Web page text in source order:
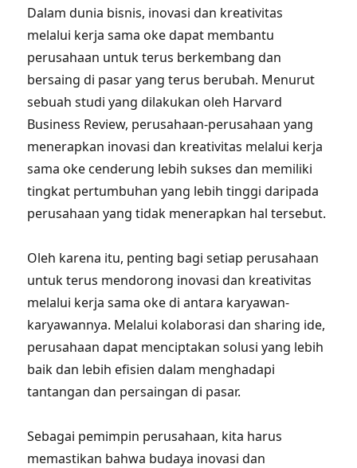
Dalam dunia bisnis, inovasi dan kreativitas
melalui kerja sama oke dapat membantu
perusahaan untuk terus berkembang dan
bersaing di pasar yang terus berubah. Menurut
sebuah studi yang dilakukan oleh Harvard
Business Review, perusahaan-perusahaan yang
menerapkan inovasi dan kreativitas melalui kerja
sama oke cenderung lebih sukses dan memiliki
tingkat pertumbuhan yang lebih tinggi daripada
perusahaan yang tidak menerapkan hal tersebut.
Oleh karena itu, penting bagi setiap perusahaan
untuk terus mendorong inovasi dan kreativitas
melalui kerja sama oke di antara karyawan-
karyawannya. Melalui kolaborasi dan sharing ide,
perusahaan dapat menciptakan solusi yang lebih
baik dan lebih efisien dalam menghadapi
tantangan dan persaingan di pasar.
Sebagai pemimpin perusahaan, kita harus
memastikan bahwa budaya inovasi dan